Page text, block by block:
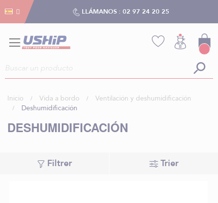
LLÁMANOS : 02 97 24 20 25
Inicio Vida a bordo
Ventilación y deshumidificación
Deshumidificación
DESHUMIDIFICACIÓN
Filtrer Trier
Gestión de cookies
Gestión de cookies